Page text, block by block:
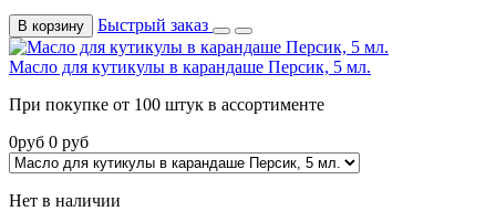
В корзину Быстрый заказ
Масло для кутикулы в карандаше Персик, 5 мл.
При покупке от 100 штук в ассортименте
0руб 0 руб
Нет в наличии